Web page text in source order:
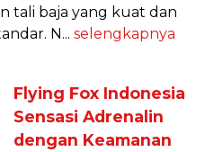
tali baja yang kuat dan
N... selengkapnya
Flying Fox Indonesia
Sensasi Adrenalin
dengan Keamanan